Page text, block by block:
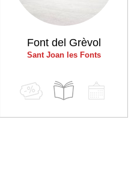
Font del Grèvol
Sant Joan les Fonts